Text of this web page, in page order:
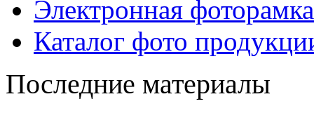
Электронная фоторамка
Каталог фото
Последние материалы